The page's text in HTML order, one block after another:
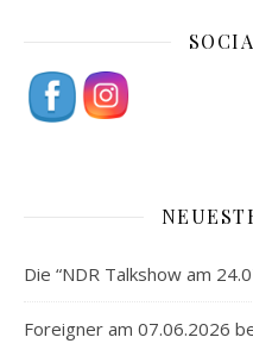
Die “NDR Talkshow am
Foreigner am 07.06.2026